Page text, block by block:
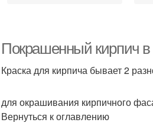
Покрашенный кирпич в
Краска для кирпича бывает 2
для окрашивания кирпичного
Вернуться к оглавлению